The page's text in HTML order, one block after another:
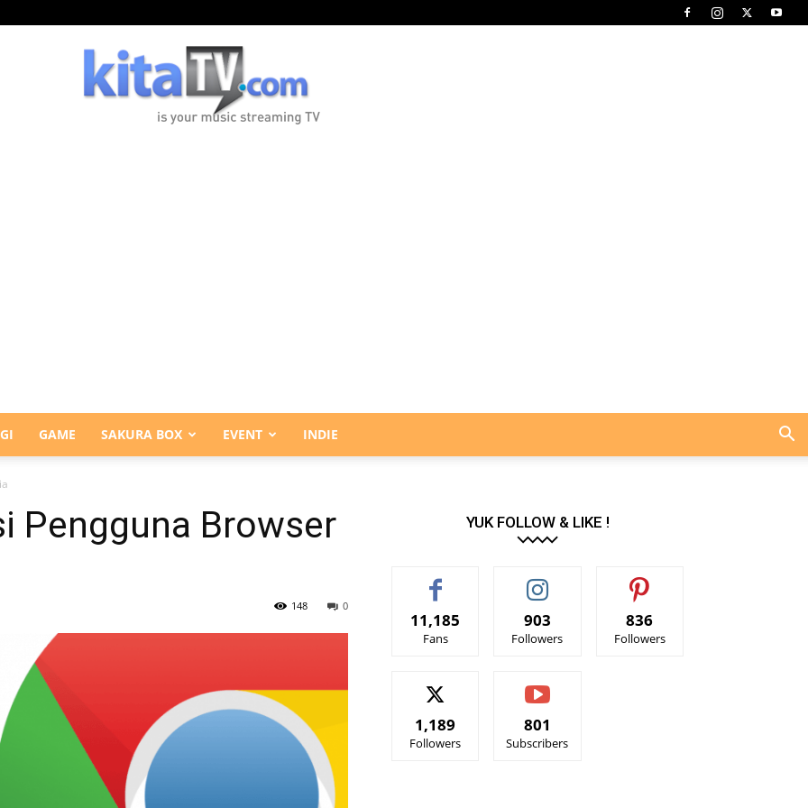
GAME SAKURA BOX EVENT INDIE
Pengguna Browser
0
148
YUK FOLLOW & LIKE !
11,185
Fans
903
Followers
836
Followers
1,189
Followers
801
Subscribers